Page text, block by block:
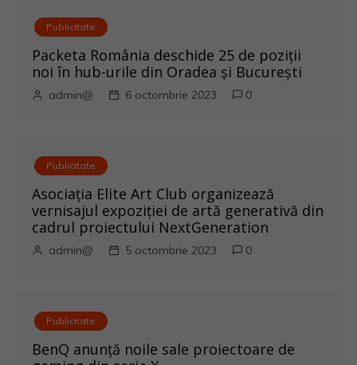
Publicitate
Packeta România deschide 25 de poziții
noi în hub-urile din Oradea și București
admin@ 6 octombrie 2023 0
Publicitate
Asociația Elite Art Club organizează
vernisajul expoziției de artă generativă din
cadrul proiectului NextGeneration
admin@ 5 octombrie 2023 0
Publicitate
BenQ anunţă noile sale proiectoare de